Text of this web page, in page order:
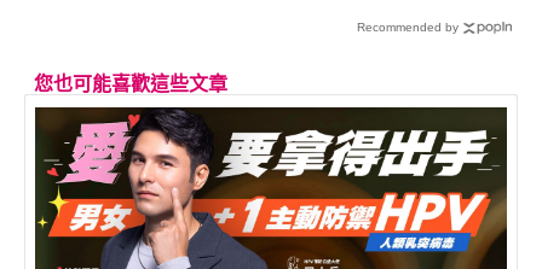
Recommended by
您也可能喜歡這些文章